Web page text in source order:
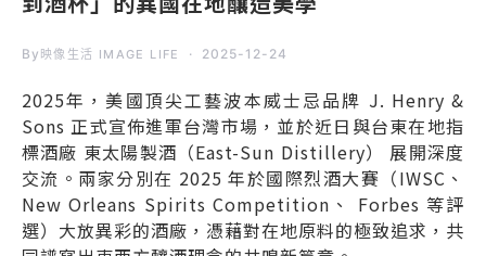
By 映像生活 IMAGE LIFE 2025-12-24
2025年，美國頂尖工藝波本威士忌品牌 J. Henry &
Sons 正式宣佈進軍台灣市場，並於近日與台東在地指
標酒廠 東太陽製酒（East-Sun Distillery） 展開深度
交流。兩家分別在 2025 年於國際烈酒大賽（IWSC、
New Orleans Spirits Competition、 Forbes 等評
選）大放異彩的酒廠，憑藉對在地原料的極致追求，共